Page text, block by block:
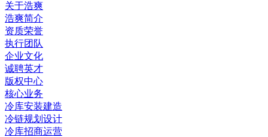
关于浩爽
浩爽简介
资质荣誉
执行团队
企业文化
诚聘英才
版权中心
核心业务
冷库安装建造
冷链规划设计
冷库招商运营